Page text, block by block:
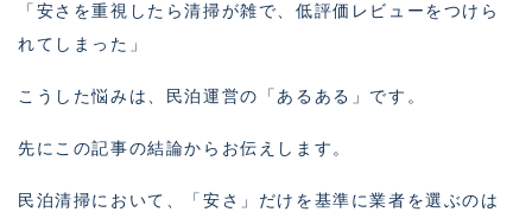
「安さを重視したら清掃が雑で、低評価レビューをつけら
れてしまった」
こうした悩みは、民泊運営の「あるある」です。
先にこの記事の結論からお伝えします。
民泊清掃において、「安さ」だけを基準に業者を選ぶのは